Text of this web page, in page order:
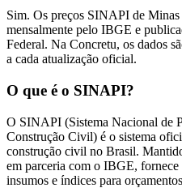
Sim. Os preços SINAPI de Minas
mensalmente pelo IBGE e
Federal. Na Concretu, os dados
a cada atualização oficial.
O que é o SINAPI?
O SINAPI (Sistema Nacional de
Construção Civil) é o sistema
construção civil no Brasil.
em parceria com o IBGE, fornece
insumos e índices para